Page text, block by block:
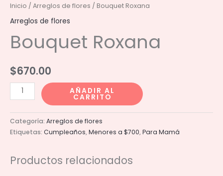
Inicio / Arreglos de flores / Bouquet Roxana
Arreglos de flores
Bouquet Roxana
$670.00
Bouquet
Roxana
cantidad
AÑADIR AL
CARRITO
Categoría: Arreglos de flores
Etiquetas: Cumpleaños,Menores a $700,Para Mamá
Productos relacionados